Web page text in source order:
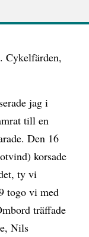
Cykelfärden,
jag i
till en
Den 16
korsade
ty vi
togo vi med
träffade
Nils